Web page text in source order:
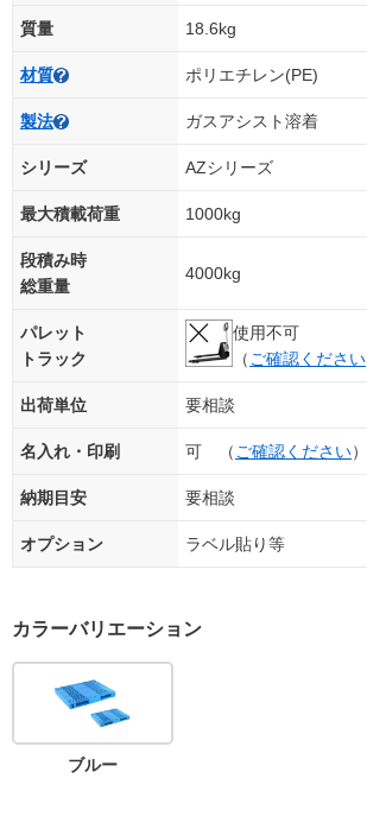
質量 18.6kg
材質 ポリエチレン(PE)
製法 ガスアシスト溶着
シリーズ AZシリーズ
最大積載荷重 1000kg
段積み時
総重量
4000kg
パレット
トラック
使用不可
（ ご確認ください
出荷単位 要相談
名入れ・印刷 可 （ ご確認ください）
納期目安 要相談
オプション ラベル貼り等
カラーバリエーション
ブルー